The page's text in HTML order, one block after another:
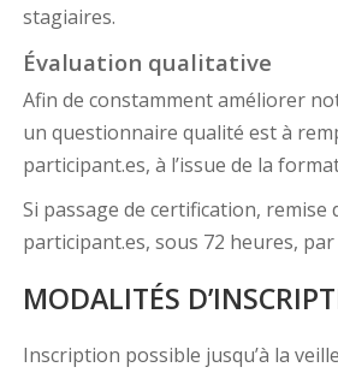
stagiaires.
Évaluation qualitative
Afin de constamment améliorer
un questionnaire qualité est à
participant.es, à l’issue de la
Si passage de certification, remise
participant.es, sous 72 heures,
MODALITÉS
Inscription possible jusqu’à la